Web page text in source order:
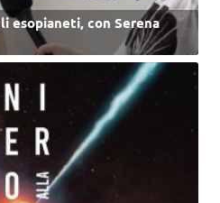
esopianeti, con Serena